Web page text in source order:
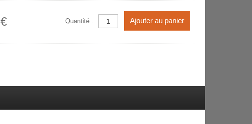
Ajouter au panier
Quantité :